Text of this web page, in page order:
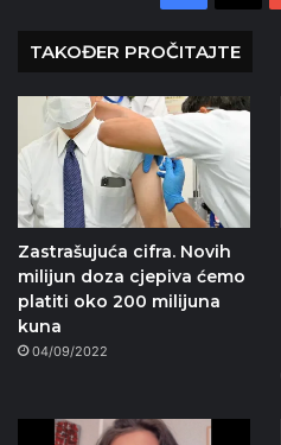
TAKOĐER PROČITAJTE
Zastrašujuća cifra. Novih
milijun doza cjepiva ćemo
platiti oko 200 milijuna
kuna
04/09/2022